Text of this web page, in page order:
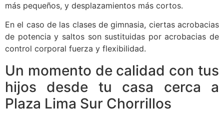
más pequeños, y desplazamientos más cortos.
En el caso de las clases de gimnasia, ciertas acrobacias
de potencia y saltos son sustituidas por acrobacias de
control corporal fuerza y flexibilidad.
Un momento de calidad con tus
hijos desde tu casa cerca a
Plaza Lima Sur Chorrillos